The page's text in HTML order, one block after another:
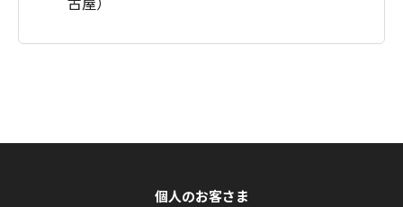
個人のお客さま